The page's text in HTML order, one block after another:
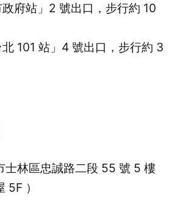
府站」2 號出口，步行約 10
101 站」4 號出口，步行約 3
士林區忠誠路二段 55 號 5 樓
5F ）